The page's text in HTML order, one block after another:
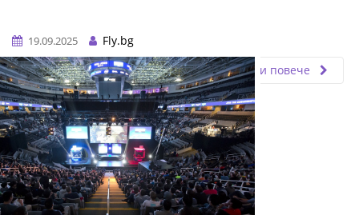
19.09.2025
Fly.bg
Прочети повече